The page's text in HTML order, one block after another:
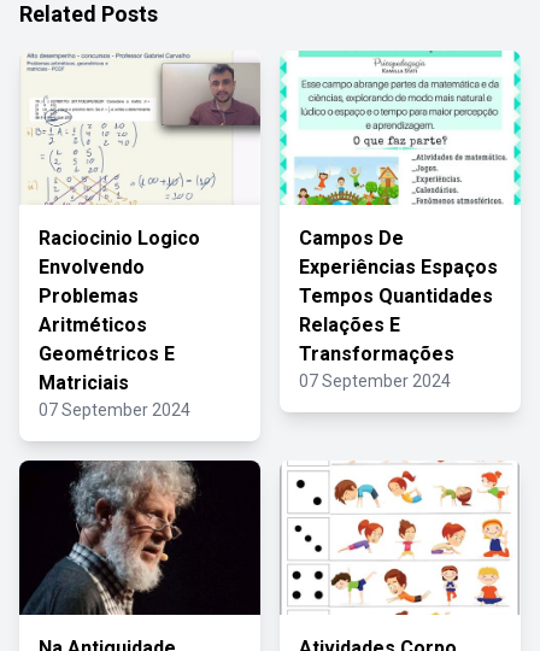
Related Posts
Raciocinio Logico
Envolvendo
Problemas
Aritméticos
Geométricos E
Matriciais
07 September 2024
Campos De
Experiências Espaços
Tempos Quantidades
Relações E
Transformações
07 September 2024